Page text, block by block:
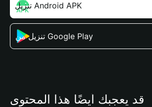
تنزيل Android APK
تنزيل من Google Play
قد يعجبك أيضًا هذا المحتوى